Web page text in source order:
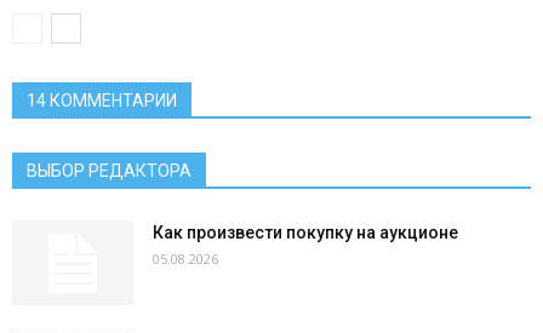
14 КОММЕНТАРИИ
ВЫБОР РЕДАКТОРА
Как произвести покупку на аукционе
05.08.2026